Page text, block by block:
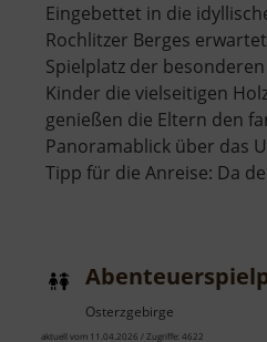
Eingebettet in die
Rochlitzer Berges
Spielplatz der
Kinder die vielseitigen
genießen die Eltern den
Panoramablick über das
Tipp für die Anreise: Da
Osterzgebirge
aktuell vom 11.04.2026 / Zugriffe: 4622